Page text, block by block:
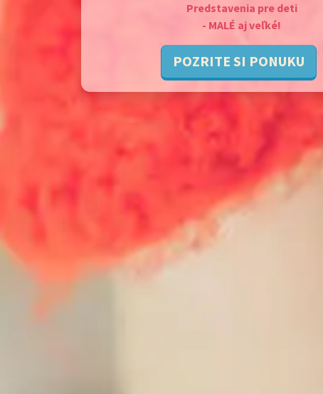
Stačí zavolať,
ja priniesiem príbeh.
POZRITE SI PONUKU